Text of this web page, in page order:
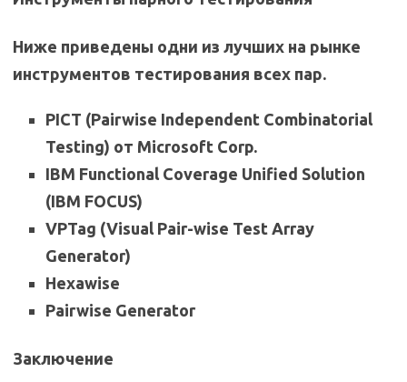
Ниже приведены одни из лучших на рынке
инструментов тестирования всех пар.
PICT (Pairwise Independent Combinatorial
Testing) от Microsoft Corp.
IBM Functional Coverage Unified Solution
(IBM FOCUS)
VPTag (Visual Pair-wise Test Array
Generator)
Hexawise
Pairwise Generator
Заключение